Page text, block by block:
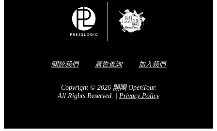
關於我們 廣告查詢 加入我們
Copyright © 2026 開團 OpenTour.
All Rights Reserved.
Privacy Policy